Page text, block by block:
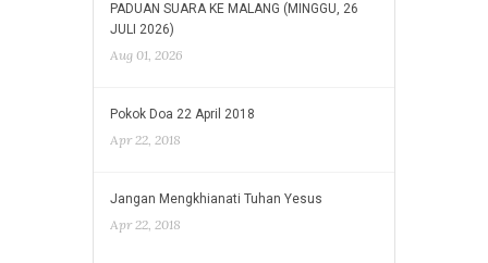
PADUAN SUARA KE MALANG (MINGGU, 26
JULI 2026)
Aug 01, 2026
Pokok Doa 22 April 2018
Apr 22, 2018
Jangan Mengkhianati Tuhan Yesus
Apr 22, 2018